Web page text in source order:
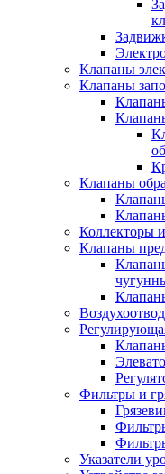
Клапаны
Клапаны
Клапаны
Коллекторы
Клапаны
Фильтры и
Указатели